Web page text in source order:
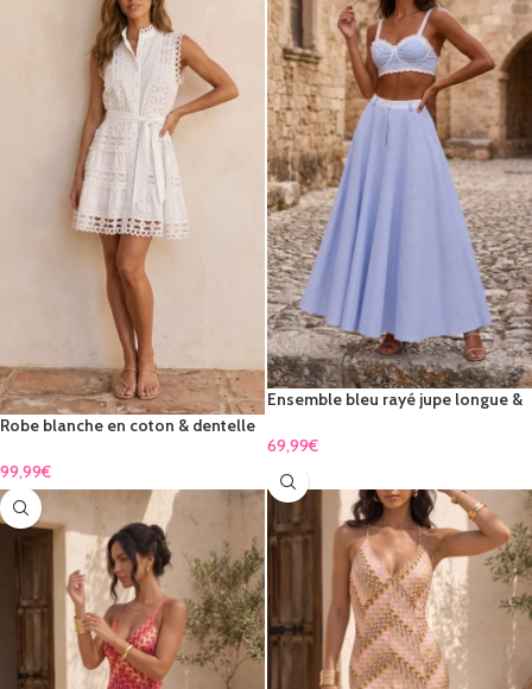
Robe blanche en coton & dentelle
99,99€
Ensemble bleu rayé jupe longue &
69,99€